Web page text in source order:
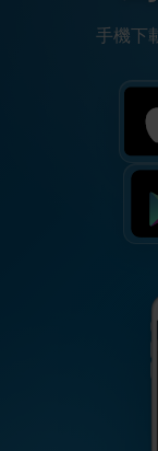
手機下